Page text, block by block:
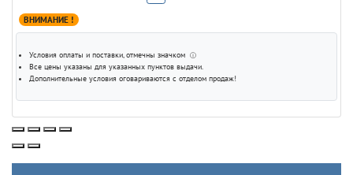
ВНИМАНИЕ !
Условия оплаты и поставки, отмечны значком ⓘ
Все цены указаны для указанных пунктов выдачи.
Дополнительные условия оговариваются с отделом продаж!